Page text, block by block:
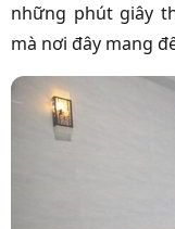
những phút giây
mà nơi đây mang